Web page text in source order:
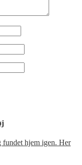
hjem igen. Her